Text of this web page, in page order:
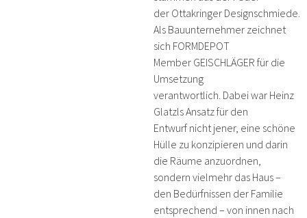
der Ottakringer Designschmiede.
Als Bauunternehmer zeichnet
sich FORMDEPOT
Member GEISCHLÄGER für die
Umsetzung
verantwortlich. Dabei war Heinz
Glatzls Ansatz für den
Entwurf nicht jener, eine schöne
Hülle zu konzipieren und darin
die Räume anzuordnen,
sondern vielmehr das Haus –
den Bedürfnissen der Familie
entsprechend – von innen nach